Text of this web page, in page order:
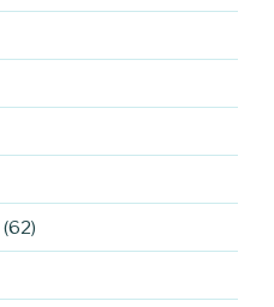
(62)